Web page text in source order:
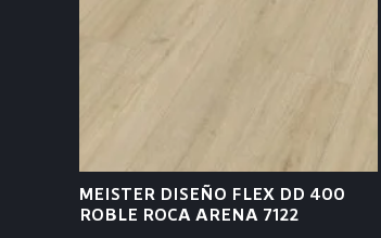
MEISTER DISEÑO FLEX DD 400
ROBLE ROCA ARENA 7122